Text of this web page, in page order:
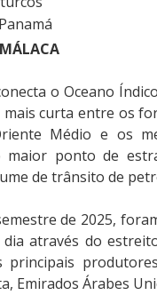
o Oceano
curta entre os
Médio e os
maior ponto de
de trânsito de
de 2025,
através do
principais
Emirados Árabes